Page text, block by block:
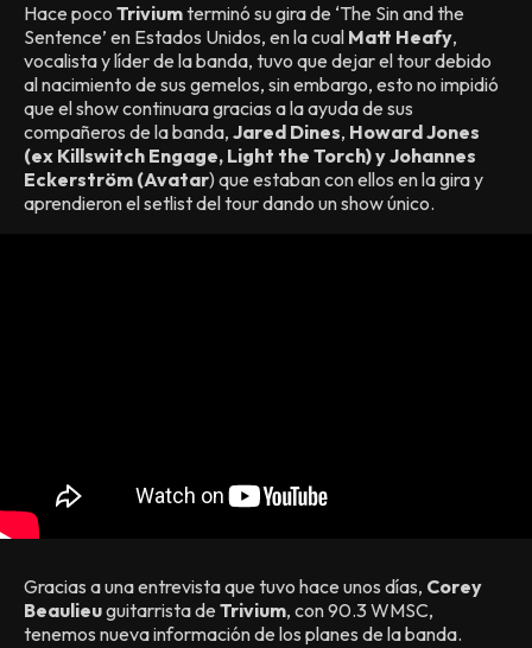
Hace poco Triviumterminó su gira de ‘The Sin and the
Sentence’ en Estados Unidos, en la cual Matt Heafy,
vocalista y líder de la banda, tuvo que dejar el tour debido
al nacimiento de sus gemelos, sin embargo, esto no impidió
que el show continuara gracias a la ayuda de sus
compañeros de la banda, Jared Dines, Howard Jones
(ex Killswitch Engage, Light the Torch) yJohannes
Eckerström (Avatar) que estaban con ellos en la gira y
aprendieron el setlist del tour dando un show único.
Gracias a una entrevista que tuvo hace unos días, Corey
Beaulieuguitarrista de Trivium, con 90.3 WMSC,
tenemos nueva información de los planes de la banda.